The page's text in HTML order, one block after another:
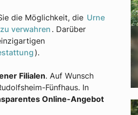
die Möglichkeit, die Urne
verwahren . Darüber
).
Filialen. Auf Wunsch
Fünfhaus. In
Online-Angebot